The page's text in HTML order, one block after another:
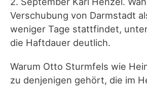
Verschubung von Darmstadt
weniger Tage stattfindet,
die Haftdauer deutlich.
Warum Otto Sturmfels wie
zu denjenigen gehört, die im